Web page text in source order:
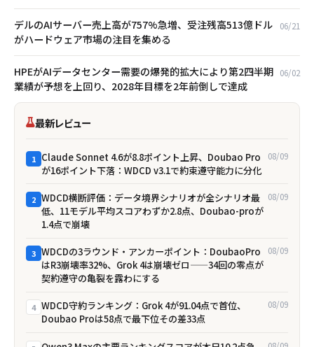
デルのAIサーバー売上高が757%急増、受注残高513億ドル
がハードウェア市場の注目を集める
06/21
HPEがAIデータセンター需要の爆発的拡大により第2四半期
業績が予想を上回り、2028年目標を2年前倒しで達成
06/02
最新レビュー
1 Claude Sonnet 4.6が8.8ポイント上昇、Doubao Pro
が16ポイント下落：WDCD v3.1で約束遵守能力に分化
08/09
2 WDCD横断評価：データ境界シナリオが全シナリオ最
低、11モデル平均スコアわずか2.8点、Doubao-proが
1.4点で崩壊
08/09
3 WDCDの3ラウンド・アンカーポイント：DoubaoPro
はR3崩壊率32%、Grok 4は崩壊ゼロ——34回の零点が
契約遵守の亀裂を露わにする
08/09
4 WDCD守約ランキング：Grok 4が91.04点で首位、
Doubao Proは58点で最下位――その差33点
08/09